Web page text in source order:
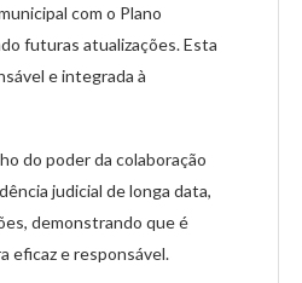
com o Plano
futuras atualizações. Esta
e integrada à
do poder da colaboração
judicial de longa data,
demonstrando que é
eficaz e responsável.